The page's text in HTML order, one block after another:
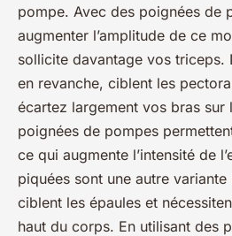
pompe. Avec des poignées de
augmenter l’amplitude de ce
sollicite davantage vos triceps.
en revanche, ciblent les
écartez largement vos bras sur
poignées de pompes
ce qui augmente l’intensité de
piquées sont une autre variante
ciblent les épaules et
haut du corps. En utilisant des